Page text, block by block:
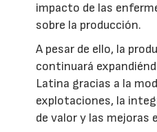
impacto de las
sobre la producción.
A pesar de ello, la
continuará
Latina gracias a la
explotaciones, la
de valor y las mejoras